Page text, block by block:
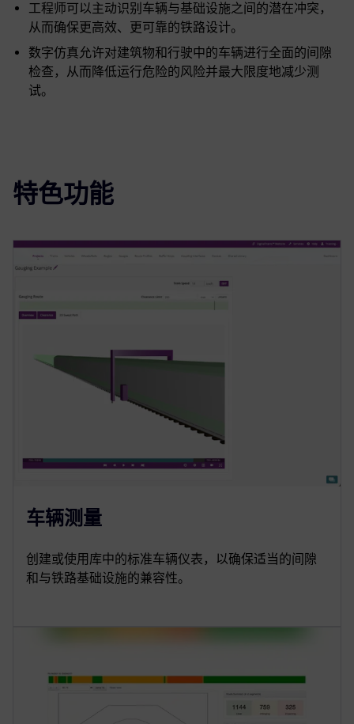
工程师可以主动识别车辆与基础设施之间的潜在冲突，
从而确保更高效、更可靠的铁路设计。
数字仿真允许对建筑物和行驶中的车辆进行全面的间隙
检查，从而降低运行危险的风险并最大限度地减少测
试。
特色功能
车辆测量
创建或使用库中的标准车辆仪表，以确保适当的间隙
和与铁路基础设施的兼容性。